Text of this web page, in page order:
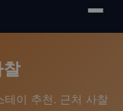
테이 추천. 근처 사찰